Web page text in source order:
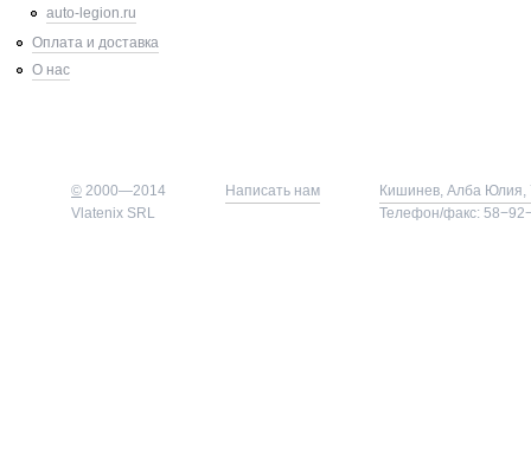
auto-legion.ru
Оплата и доставка
О нас
© 2000—2014
Vlatenix SRL
Написать нам
Кишинев, Алба Юлия,
Телефон/факс: